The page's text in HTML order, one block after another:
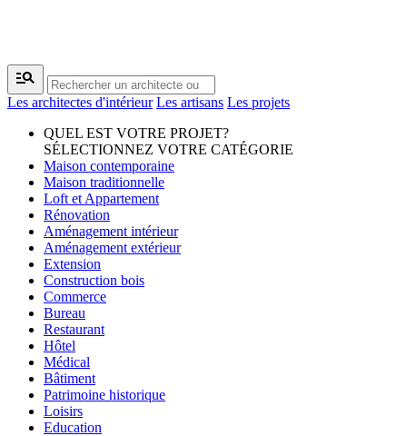
manage_search
Les architectes d'intérieur Les artisans Les projets
QUEL EST VOTRE PROJET?
SÉLECTIONNEZ VOTRE CATÉGORIE
Maison contemporaine
Maison traditionnelle
Loft et Appartement
Rénovation
Aménagement intérieur
Aménagement extérieur
Extension
Construction bois
Commerce
Bureau
Restaurant
Hôtel
Médical
Bâtiment
Patrimoine historique
Loisirs
Education